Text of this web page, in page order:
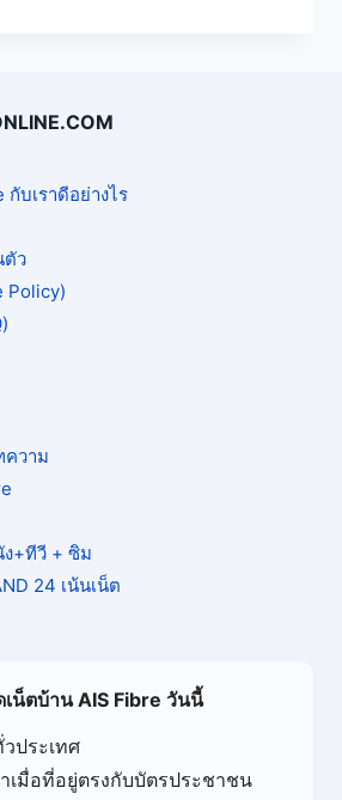
บเราดีอย่างไร
ตัว
Policy)
ความ
+ทีวี + ซิม
24 เน้นเน็ต
น็ตบ้าน AIS Fibre วันนี้
ประเทศ
เมื่อที่อยู่ตรงกับบัตรประชาชน